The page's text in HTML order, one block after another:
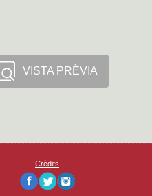
VISTA PRÈVIA
Crèdits